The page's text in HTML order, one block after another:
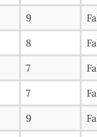
9
8
7
7
9